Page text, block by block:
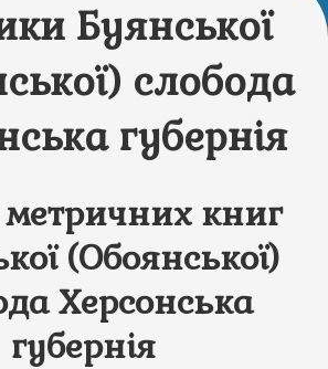
Буянської
слобода
губернія
книг
(Обоянської)
Херсонська
губернія